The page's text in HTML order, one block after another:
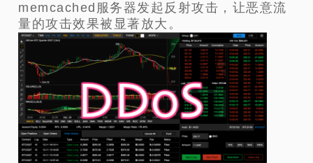
memcached服务器发起反射攻击，让恶意流
量的攻击效果被显著放大。